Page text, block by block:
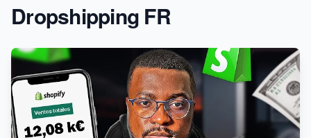
Dropshipping FR